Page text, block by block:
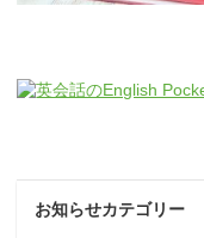
お知らせカテゴリー